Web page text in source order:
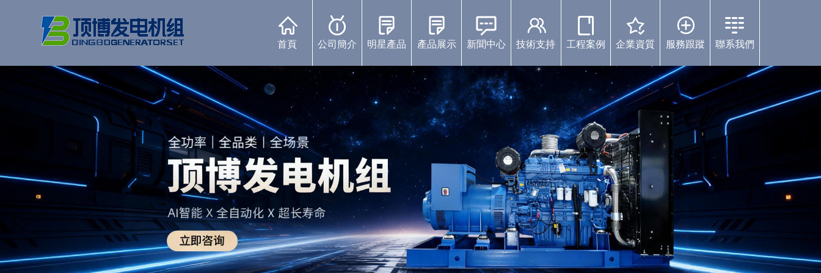
首頁 公司簡介 明星產品
靜音發電機組
濰柴發電機組
珀金斯發電機組
沃爾沃發電機組
康明斯柴油發電機組
上柴發電機組
玉柴發電機組
產品展示 新聞中心
視頻展示
企業動態
中標通知書
技術支持 工程案例
案例中心
企業資質 服務跟蹤 聯系我們